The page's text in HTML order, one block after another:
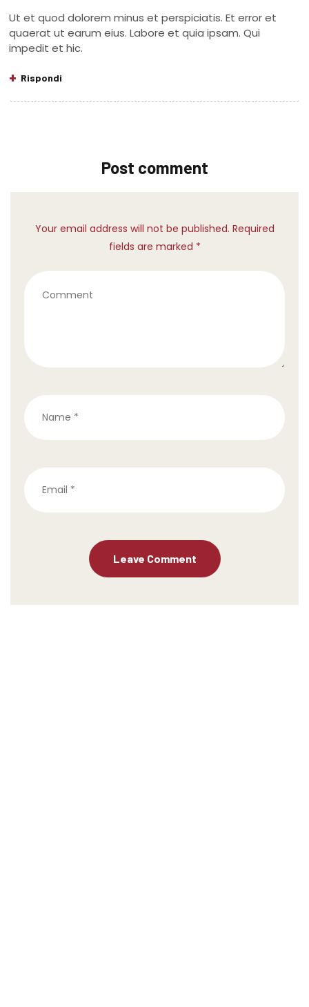
Ut et quod dolorem minus et perspiciatis. Et error et
quaerat ut earum eius. Labore et quia ipsam. Qui
impedit et hic.
Rispondi
Post comment
Your email address will not be published. Required
fields are marked *